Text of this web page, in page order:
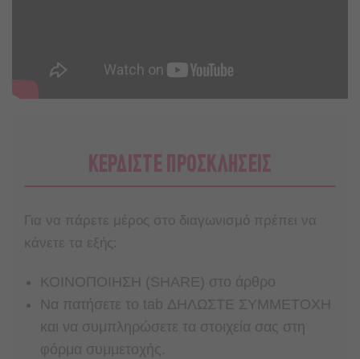
ΚΕΡΔΙΣΤΕ ΠΡΟΣΚΛΗΣΕΙΣ
Για να πάρετε μέρος στο διαγωνισμό πρέπει να
κάνετε τα εξής:
ΚΟΙΝΟΠΟΙΗΣΗ (SHARE) στο άρθρο
Nα πατήσετε το tab ΔΗΛΩΣΤΕ ΣΥΜΜΕΤΟΧΗ
και να συμπληρώσετε τα στοιχεία σας στη
φόρμα συμμετοχής.